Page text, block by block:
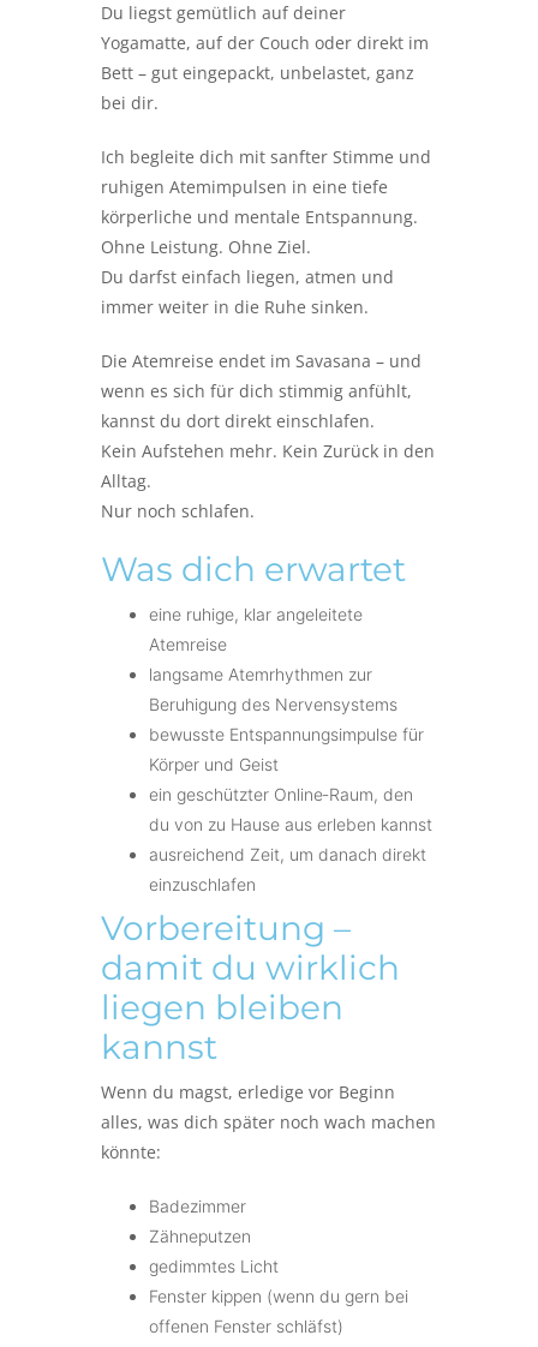
Du liegst gemütlich auf deiner
Yogamatte, auf der Couch oder direkt im
Bett – gut eingepackt, unbelastet, ganz
bei dir.
Ich begleite dich mit sanfter Stimme und
ruhigen Atemimpulsen in eine tiefe
körperliche und mentale Entspannung.
Ohne Leistung. Ohne Ziel.
Du darfst einfach liegen, atmen und
immer weiter in die Ruhe sinken.
Die Atemreise endet im Savasana – und
wenn es sich für dich stimmig anfühlt,
kannst du dort direkt einschlafen.
Kein Aufstehen mehr. Kein Zurück in den
Alltag.
Nur noch schlafen.
Was dich erwartet
eine ruhige, klar angeleitete
Atemreise
langsame Atemrhythmen zur
Beruhigung des Nervensystems
bewusste Entspannungsimpulse für
Körper und Geist
ein geschützter Online‑Raum, den
du von zu Hause aus erleben kannst
ausreichend Zeit, um danach direkt
einzuschlafen
Vorbereitung –
damit du wirklich
liegen bleiben
kannst
Wenn du magst, erledige vor Beginn
alles, was dich später noch wach machen
könnte:
Badezimmer
Zähneputzen
gedimmtes Licht
Fenster kippen (wenn du gern bei
offenen Fenster schläfst)